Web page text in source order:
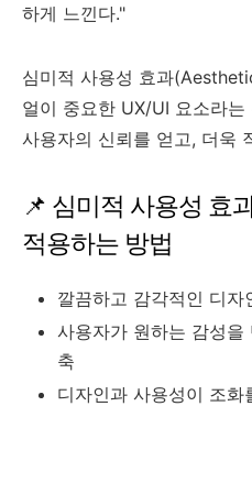
하게 느낀다."
심미적 사용성 효과
얼이 중요한 UX/UI 요소라
사용자의 신뢰를 얻고, 더욱
📌 심미적 사용성 효
적용하는 방법
깔끔하고 감각적인 디
사용자가 원하는 감성
축
디자인과 사용성이 조